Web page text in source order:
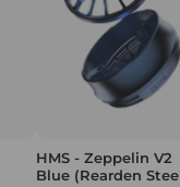
HMS - Zeppelin V2
Blue (Rearden